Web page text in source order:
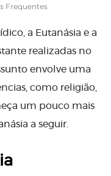
Frequentes
a Eutanásia e a
realizadas no
envolve uma
como religião,
um pouco mais
a seguir.